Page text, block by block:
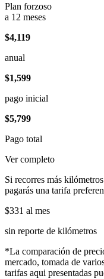
Plan forzoso
a 12 meses
$4,119
anual
$1,599
pago inicial
$5,799
Pago total
Ver completo
Si recorres más
pagarás una tarifa
$331 al mes
sin reporte de kilómetros
*La comparación de
mercado, tomada de
tarifas aqui presentadas